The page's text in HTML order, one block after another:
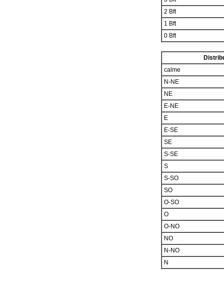
2 Bft
1 Bft
0 Bft
calme
N-NE
NE
E-NE
E
E-SE
SE
S-SE
S
S-SO
SO
O-SO
O
O-NO
NO
N-NO
N